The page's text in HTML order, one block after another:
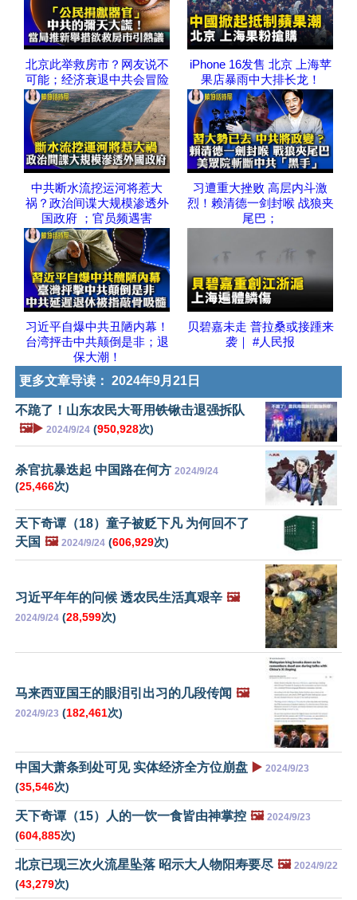
北京此举救房市？网友说不
可能；经济衰退中共会冒险
iPhone 16发售 北京 上海苹
果店暴雨中大排长龙！
中共断水流挖运河将惹大
祸？政治间谍大规模渗透外
国政府 ；官员频遇害
习遭重大挫败 高层内斗激
烈！赖清德一剑封喉 战狼夹
尾巴；
习近平自爆中共丑陋内幕！
台湾抨击中共颠倒是非；退
保大潮！
贝碧嘉未走 普拉桑或接踵来
袭｜ #人民报
更多文章导读： 2024年9月21日
不跪了！山东农民大哥用铁锹击退强拆队
🖼️▶️ 2024/9/24 (950,928次)
杀官抗暴迭起 中国路在何方 2024/9/24
(25,466次)
天下奇谭（18）童子被贬下凡 为何回不了
天国 🖼️ 2024/9/24 (606,929次)
习近平年年的问候 透农民生活真艰辛 🖼️
2024/9/24 (28,599次)
马来西亚国王的眼泪引出习的几段传闻 🖼️
2024/9/23 (182,461次)
中国大萧条到处可见 实体经济全方位崩盘 ▶️ 2024/9/23
(35,546次)
天下奇谭（15）人的一饮一食皆由神掌控 🖼️ 2024/9/23
(604,885次)
北京已现三次火流星坠落 昭示大人物阳寿要尽 🖼️ 2024/9/22
(43,279次)